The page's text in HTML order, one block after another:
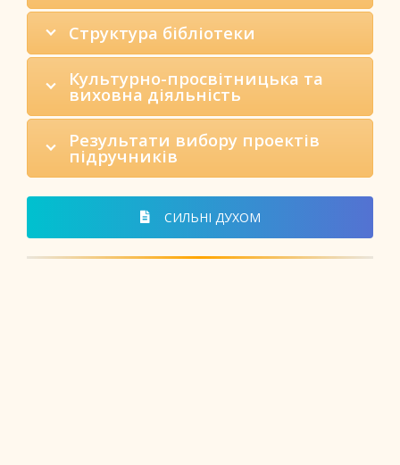
Структура бібліотеки
Культурно-просвітницька та
виховна діяльність
Результати вибору проектів
підручників
СИЛЬНІ ДУХОМ